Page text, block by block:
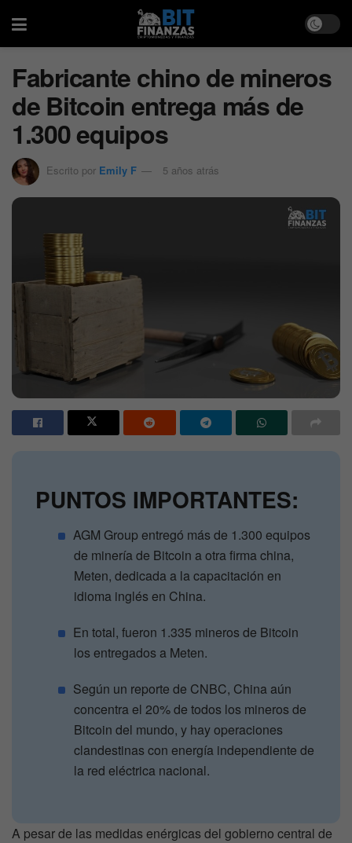
Fabricante chino de mineros
de Bitcoin entrega más de
1.300 equipos
Escrito por Emily F 5 años atrás
PUNTOS IMPORTANTES:
AGM Group entregó más de 1.300 equipos
de minería de Bitcoin a otra firma china,
Meten, dedicada a la capacitación en
idioma inglés en China.
En total, fueron 1.335 mineros de Bitcoin
los entregados a Meten.
Según un reporte de CNBC, China aún
concentra el 20% de todos los mineros de
Bitcoin del mundo, y hay operaciones
clandestinas con energía independiente de
la red eléctrica nacional.
A pesar de las medidas enérgicas del gobierno central de